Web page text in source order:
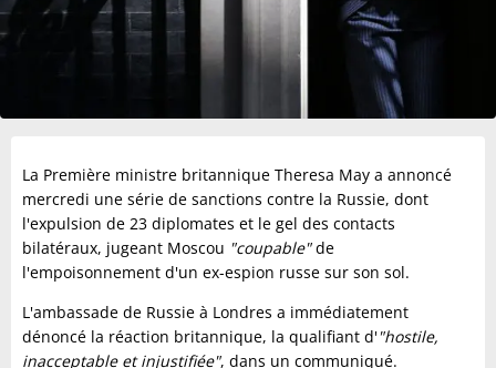
La Première ministre britannique Theresa May a annoncé
mercredi une série de sanctions contre la Russie, dont
l'expulsion de 23 diplomates et le gel des contacts
bilatéraux, jugeant Moscou "coupable"de
l'empoisonnement d'un ex-espion russe sur son sol.
L'ambassade de Russie à Londres a immédiatement
dénoncé la réaction britannique, la qualifiant d'"hostile,
inacceptable et injustifiée", dans un communiqué.